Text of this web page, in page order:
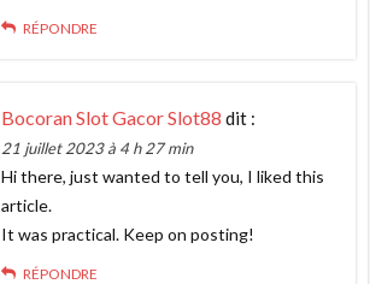
RÉPONDRE
Bocoran Slot Gacor Slot88 dit :
21 juillet 2023 à 4 h 27 min
Hi there, just wanted to tell you, I liked this
article.
It was practical. Keep on posting!
RÉPONDRE